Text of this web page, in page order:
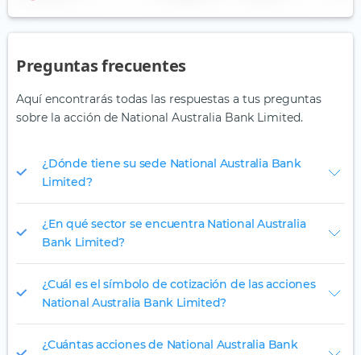
Preguntas frecuentes
Aquí encontrarás todas las respuestas a tus preguntas
sobre la acción de National Australia Bank Limited.
¿Dónde tiene su sede National Australia Bank
Limited?
¿En qué sector se encuentra National Australia
Bank Limited?
¿Cuál es el símbolo de cotización de las acciones
National Australia Bank Limited?
¿Cuántas acciones de National Australia Bank